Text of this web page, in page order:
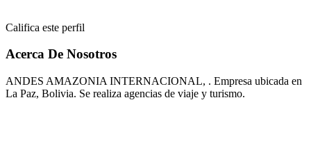
Califica este perfil
Acerca De Nosotros
ANDES AMAZONIA INTERNACIONAL, . Empresa ubicada en
La Paz, Bolivia. Se realiza agencias de viaje y turismo.